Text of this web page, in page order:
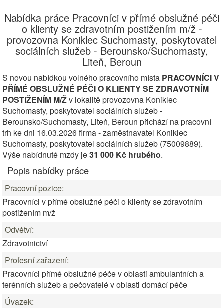
Nabídka práce Pracovníci v přímé obslužné péči
o klienty se zdravotním postižením m/ž -
provozovna Koniklec Suchomasty, poskytovatel
sociálních služeb - Berounsko/Suchomasty,
Liteň, Beroun
S novou nabídkou volného pracovního místa PRACOVNÍCI V
PŘÍMÉ OBSLUŽNÉ PÉČI O KLIENTY SE ZDRAVOTNÍM
POSTIŽENÍM M/Žv lokalitě provozovna Koniklec
Suchomasty, poskytovatel sociálních služeb -
Berounsko/Suchomasty, Liteň, Beroun přichází na pracovní
trh ke dni 16.03.2026 firma - zaměstnavatel Koniklec
Suchomasty, poskytovatel sociálních služeb (75009889).
Výše nabídnuté mzdy je31 000 Kč hrubého.
Popis nabídky práce
Pracovní pozice:
Pracovníci v přímé obslužné péči o klienty se zdravotním
postižením m/ž
Odvětví:
Zdravotnictví
Profesní zařazení:
Pracovníci přímé obslužné péče v oblasti ambulantních a
terénních služeb a pečovatelé v oblasti domácí péče
Úvazek: